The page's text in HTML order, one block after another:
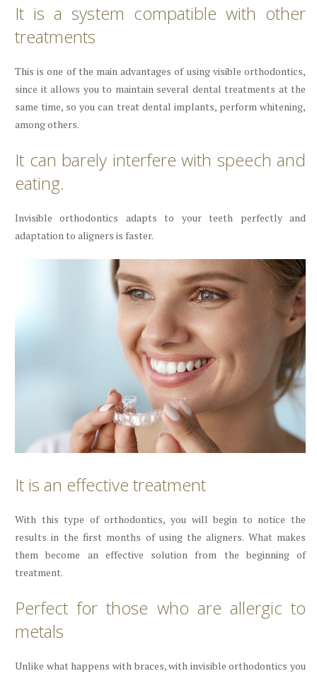
It is a system compatible with other
treatments
This is one of the main advantages of using visible orthodontics,
since it allows you to maintain several dental treatments at the
same time, so you can treat dental implants, perform whitening,
among others.
It can barely interfere with speech and
eating.
Invisible orthodontics adapts to your teeth perfectly and
adaptation to aligners is faster.
It is an effective treatment
With this type of orthodontics, you will begin to notice the
results in the first months of using the aligners. What makes
them become an effective solution from the beginning of
treatment.
Perfect for those who are allergic to
metals
Unlike what happens with braces, with invisible orthodontics you